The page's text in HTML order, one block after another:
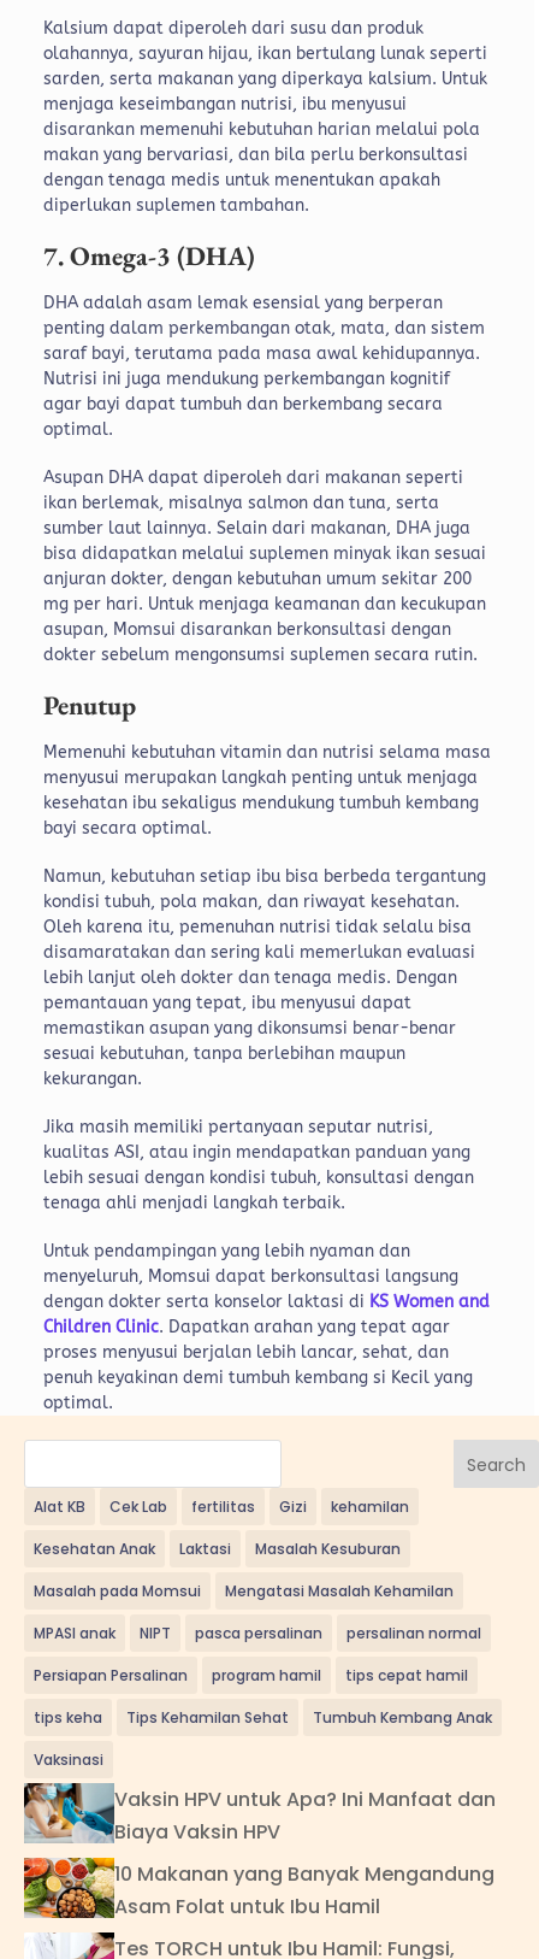
Kalsium dapat diperoleh dari susu dan produk
olahannya, sayuran hijau, ikan bertulang lunak seperti
sarden, serta makanan yang diperkaya kalsium. Untuk
menjaga keseimbangan nutrisi, ibu menyusui
disarankan memenuhi kebutuhan harian melalui pola
makan yang bervariasi, dan bila perlu berkonsultasi
dengan tenaga medis untuk menentukan apakah
diperlukan suplemen tambahan.
7. Omega-3 (DHA)
DHA adalah asam lemak esensial yang berperan
penting dalam perkembangan otak, mata, dan sistem
saraf bayi, terutama pada masa awal kehidupannya.
Nutrisi ini juga mendukung perkembangan kognitif
agar bayi dapat tumbuh dan berkembang secara
optimal.
Asupan DHA dapat diperoleh dari makanan seperti
ikan berlemak, misalnya salmon dan tuna, serta
sumber laut lainnya. Selain dari makanan, DHA juga
bisa didapatkan melalui suplemen minyak ikan sesuai
anjuran dokter, dengan kebutuhan umum sekitar 200
mg per hari. Untuk menjaga keamanan dan kecukupan
asupan, Momsui disarankan berkonsultasi dengan
dokter sebelum mengonsumsi suplemen secara rutin.
Penutup
Memenuhi kebutuhan vitamin dan nutrisi selama masa
menyusui merupakan langkah penting untuk menjaga
kesehatan ibu sekaligus mendukung tumbuh kembang
bayi secara optimal.
Namun, kebutuhan setiap ibu bisa berbeda tergantung
kondisi tubuh, pola makan, dan riwayat kesehatan.
Oleh karena itu, pemenuhan nutrisi tidak selalu bisa
disamaratakan dan sering kali memerlukan evaluasi
lebih lanjut oleh dokter dan tenaga medis. Dengan
pemantauan yang tepat, ibu menyusui dapat
memastikan asupan yang dikonsumsi benar-benar
sesuai kebutuhan, tanpa berlebihan maupun
kekurangan.
Jika masih memiliki pertanyaan seputar nutrisi,
kualitas ASI, atau ingin mendapatkan panduan yang
lebih sesuai dengan kondisi tubuh, konsultasi dengan
tenaga ahli menjadi langkah terbaik.
Untuk pendampingan yang lebih nyaman dan
menyeluruh, Momsui dapat berkonsultasi langsung
dengan dokter serta konselor laktasi di KS Women and
Children Clinic. Dapatkan arahan yang tepat agar
proses menyusui berjalan lebih lancar, sehat, dan
penuh keyakinan demi tumbuh kembang si Kecil yang
optimal.
Search
Alat KB Cek Lab fertilitas Gizi kehamilan
Kesehatan Anak Laktasi Masalah Kesuburan
Masalah pada Momsui Mengatasi Masalah Kehamilan
MPASI anak NIPT pasca persalinan persalinan normal
Persiapan Persalinan program hamil tips cepat hamil
tips keha Tips Kehamilan Sehat Tumbuh Kembang Anak
Vaksinasi
Vaksin HPV untuk Apa? Ini Manfaat dan
Biaya Vaksin HPV
10 Makanan yang Banyak Mengandung
Asam Folat untuk Ibu Hamil
Tes TORCH untuk Ibu Hamil: Fungsi,